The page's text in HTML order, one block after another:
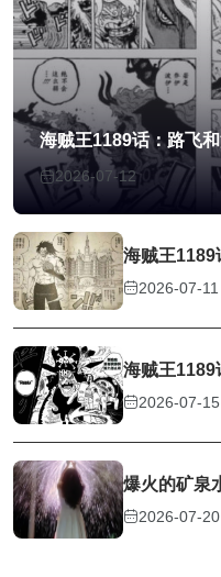
海贼王1189话：路飞
2026-07-12
海贼王1189
2026-07-11
海贼王1189
2026-07-15
爆火的矿泉
2026-07-20